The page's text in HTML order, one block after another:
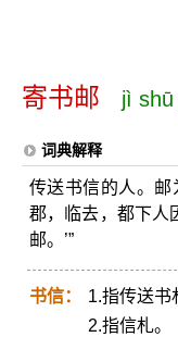
寄书邮 jì shū
词典解释
传送书信的人。邮
郡，临去，都下人
邮。’”
书信：
1.指传送书
2.指信札。